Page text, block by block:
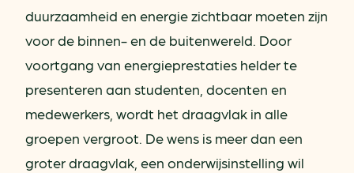
duurzaamheid en energie zichtbaar moeten zijn
voor de binnen- en de buitenwereld. Door
voortgang van energieprestaties helder te
presenteren aan studenten, docenten en
medewerkers, wordt het draagvlak in alle
groepen vergroot. De wens is meer dan een
groter draagvlak, een onderwijsinstelling wil